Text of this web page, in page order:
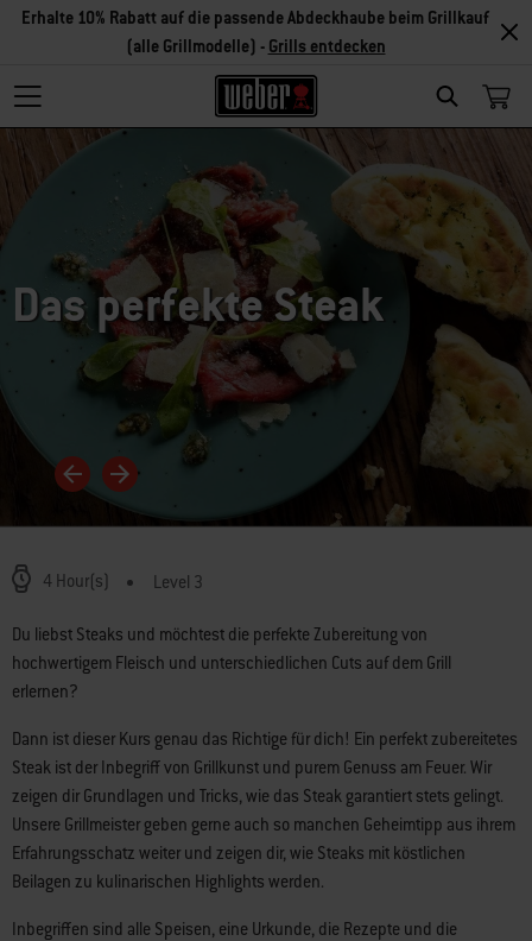
Search
Erhalte 10% Rabatt auf die passende Abdeckhaube beim Grillkauf
(alle Grillmodelle) - Grills entdecken
Das perfekte Steak
4 Hour(s) Level 3
Du liebst Steaks und möchtest die perfekte Zubereitung von
hochwertigem Fleisch und unterschiedlichen Cuts auf dem Grill
erlernen?
Dann ist dieser Kurs genau das Richtige für dich! Ein perfekt zubereitetes
Steak ist der Inbegriff von Grillkunst und purem Genuss am Feuer. Wir
zeigen dir Grundlagen und Tricks, wie das Steak garantiert stets gelingt.
Unsere Grillmeister geben gerne auch so manchen Geheimtipp aus ihrem
Erfahrungsschatz weiter und zeigen dir, wie Steaks mit köstlichen
Beilagen zu kulinarischen Highlights werden.
Inbegriffen sind alle Speisen, eine Urkunde, die Rezepte und die